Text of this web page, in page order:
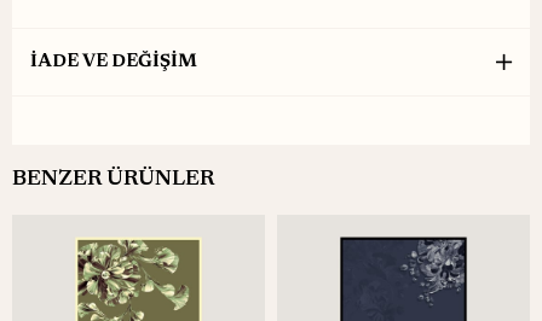
İADE VE DEĞİŞİM
BENZER ÜRÜNLER